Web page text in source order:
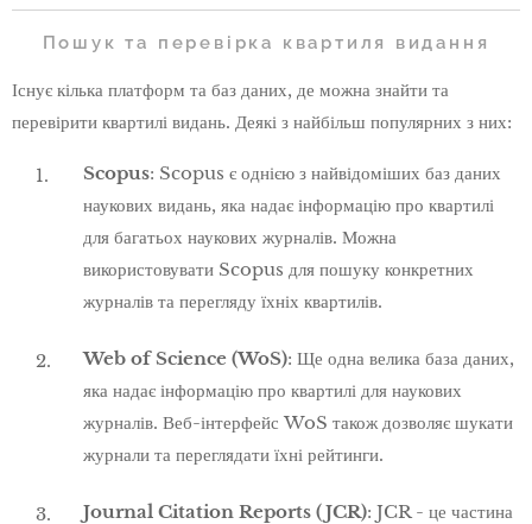
Пошук та перевірка квартиля видання
Існує кілька платформ та баз даних, де можна знайти та
перевірити квартилі видань. Деякі з найбільш популярних з них:
Scopus: Scopus є однією з найвідоміших баз даних
наукових видань, яка надає інформацію про квартилі
для багатьох наукових журналів. Можна
використовувати Scopus для пошуку конкретних
журналів та перегляду їхніх квартилів.
Web of Science (WoS): Ще одна велика база даних,
яка надає інформацію про квартилі для наукових
журналів. Веб-інтерфейс WoS також дозволяє шукати
журнали та переглядати їхні рейтинги.
Journal Citation Reports (JCR): JCR - це частина